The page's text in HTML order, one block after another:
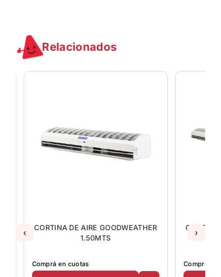
Relacionados
CORTINA DE AIRE GOODWEATHER
1.50MTS
Comprá en cuotas
CORTINA
Comprá en
‹ ›